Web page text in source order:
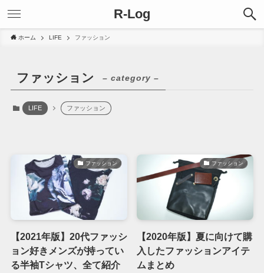
R-Log
ホーム LIFE ファッション
ファッション – category –
LIFE ファッション
ファッション
【2021年版】20代ファッシ
ョン好きメンズが持ってい
る半袖Tシャツ、全て紹介
ファッション
【2020年版】夏に向けて購
入したファッションアイテ
ムまとめ